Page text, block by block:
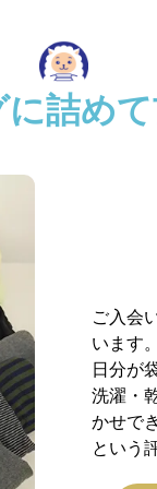
詰め
ご入会
います
日分が
洗濯・
かせで
という